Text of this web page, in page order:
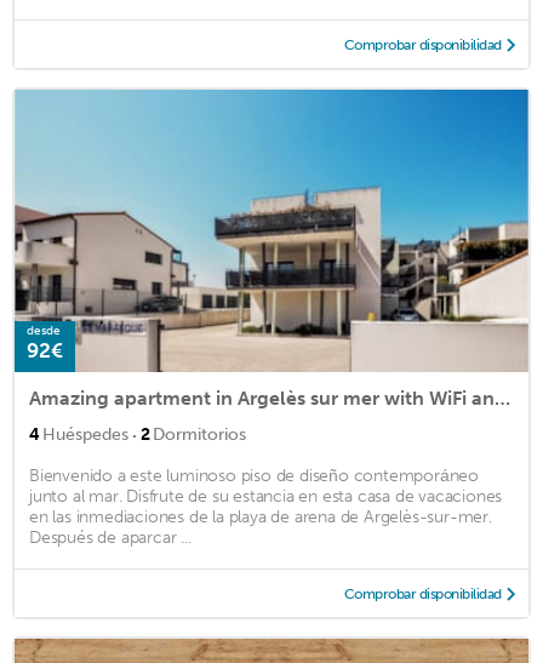
Comprobar disponibilidad
desde
92€
Amazing apartment in Argelès sur mer with WiFi and 2 Bedrooms
4Huéspedes · 2Dormitorios
Bienvenido a este luminoso piso de diseño contemporáneo
junto al mar. Disfrute de su estancia en esta casa de vacaciones
en las inmediaciones de la playa de arena de Argelès-sur-mer.
Después de aparcar ...
Comprobar disponibilidad